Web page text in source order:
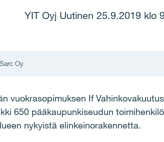
YIT Oyj Uutinen 25.9.2019 klo
Oy
vuokrasopimuksen If
650 pääkaupunkiseudun
nykyistä elinkeinorakennetta.